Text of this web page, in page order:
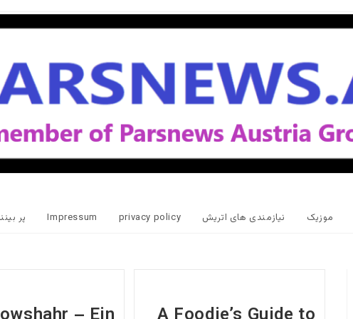
موزیک نیازمندی های اتریش privacy policy
Impressum پر